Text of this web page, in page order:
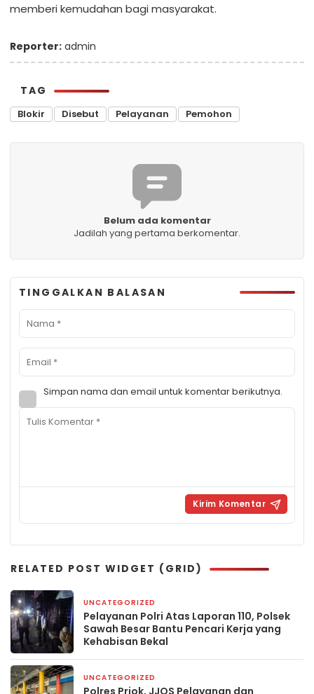
memberi kemudahan bagi masyarakat.
Reporter: admin
TAG
Blokir Disebut Pelayanan Pemohon
Belum ada komentar
Jadilah yang pertama berkomentar.
TINGGALKAN BALASAN
Simpan nama dan email untuk komentar berikutnya.
RELATED POST WIDGET (GRID)
UNCATEGORIZED
Pelayanan Polri Atas Laporan 110, Polsek
Sawah Besar Bantu Pencari Kerja yang
Kehabisan Bekal
UNCATEGORIZED
Polres Priok, JJOS Pelayanan dan